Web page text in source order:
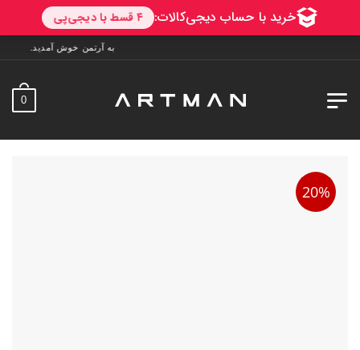
به آرتمن خوش آمدید. ارسال به سراسر ایران. 7 روز فرصت تست در
0
20%